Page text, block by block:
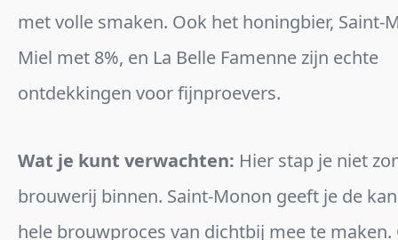
met volle smaken. Ook het honingbier, Saint-
Miel met 8%, en La Belle Famenne zijn echte
ontdekkingen voor fijnproevers.
Wat je kunt verwachten: Hier stap je niet
brouwerij binnen. Saint-Monon geeft je de
hele brouwproces van dichtbij mee te maken.